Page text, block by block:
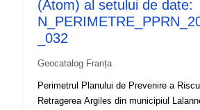
http://
codelist/
(Atom) al setului de date:
_032
Geocatalog Franța
Perimetrul Planului de Prevenire a
Retragerea Argiles din municipiul